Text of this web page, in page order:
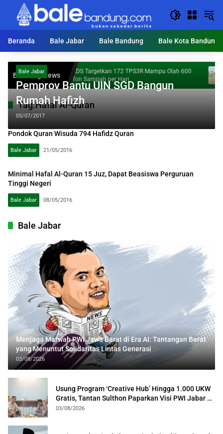
Langsung
konten
Beranda
Bale Jabar Bale Bandung Bale Kota Bandung
Breaking NewsKDS Targetkan 172 TPS3R Mampu Olah 600
Ton Sampah per Hari
Tag:Hafal Al-Quran
Bale Jabar
Pemprov Bantu UIN SGD Bangun
Rumah Hafizh
05/07/2017
Pondok Quran Wisuda 794 Hafidz Quran
Bale Jabar 21/05/2016
Minimal Hafal Al-Quran 15 Juz, Dapat Beasiswa Perguruan
Tinggi Negeri
Bale Jabar 08/05/2016
Bale Jabar
Menjaga Marwah PWI Jawa Barat di Era AI: Tantangan Berat
yang Menuntut Solidaritas Lintas Generasi
03/08/2026
Usung Program ‘Creative Hub’ Hingga 1.000 UKW
Gratis, Tantan Sulthon Paparkan Visi PWI Jabar di
Kota Bogor
03/08/2026